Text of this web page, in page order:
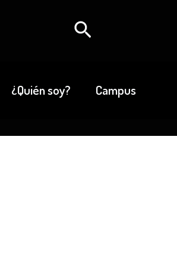
Buscar
¿Quién soy? Campus